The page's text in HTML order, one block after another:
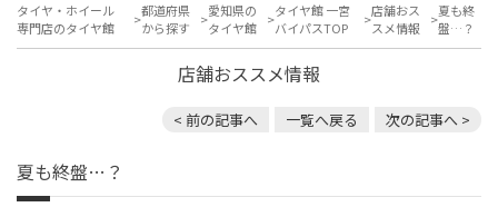
タイヤ・ホイール
専門店のタイヤ館
都道府県
から探す
愛知県の
タイヤ館
タイヤ館 一宮
バイパスTOP
店舗おス
スメ情報
夏も終
盤…？
店舗おススメ情報
< 前の記事へ 一覧へ戻る 次の記事へ >
夏も終盤…？